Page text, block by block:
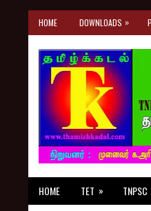
HOME DOWNLOADS »
HOME TET » TNPSC